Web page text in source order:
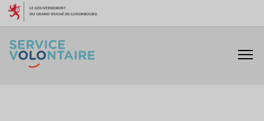
Skip to content